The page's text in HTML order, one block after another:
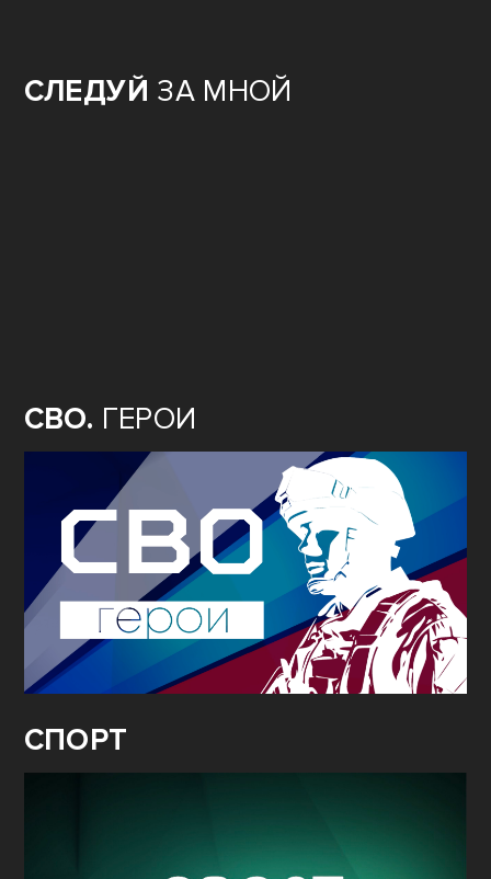
СЛЕДУЙ ЗА МНОЙ
СВО. ГЕРОИ
СПОРТ